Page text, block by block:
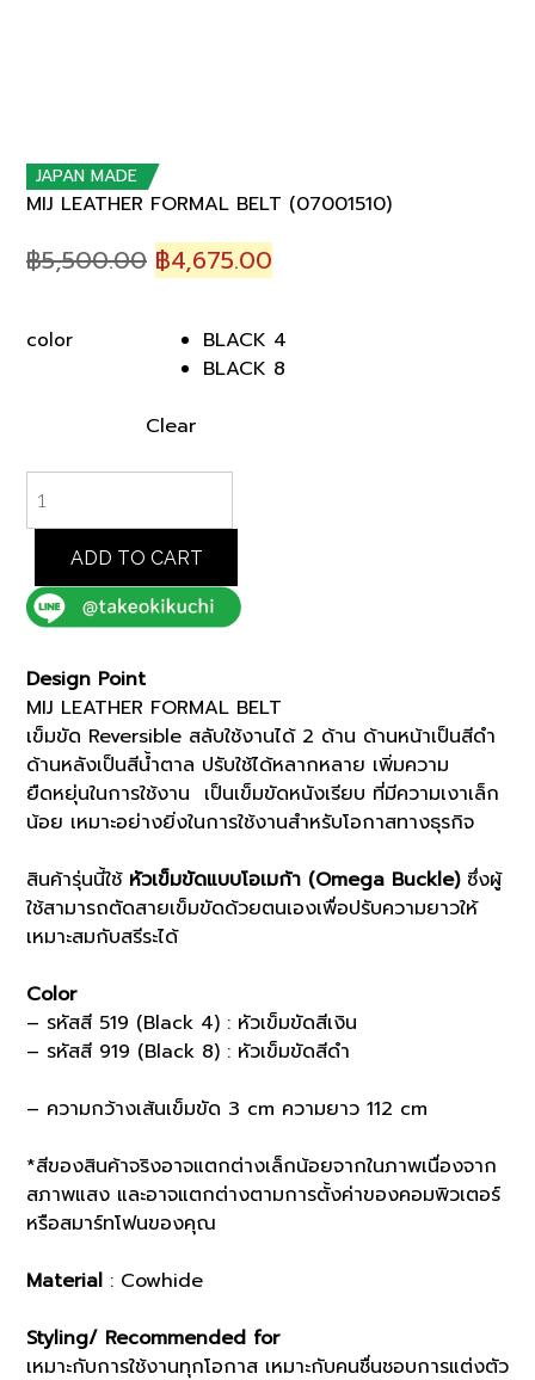
JAPAN MADE
MIJ LEATHER FORMAL BELT (07001510)
฿5,500.00 Original
was:
฿5,500.00.
฿4,675.00
is:
฿4,675.00.
color
BLACK 4
BLACK 8
Clear
LEATHER
FORMAL
(07001510)
quantity
ADD TO CART
Design Point
MIJ LEATHER FORMAL BELT
เข็มขัด Reversible สลับใช้งานได้ 2 ด้าน ด้านหน้าเป็นสีดำ
ด้านหลังเป็นสีน้ำตาล ปรับใช้ได้หลากหลาย เพิ่มความ
ยืดหยุ่นในการใช้งาน เป็นเข็มขัดหนังเรียบ ที่มีความเงาเล็ก
น้อย เหมาะอย่างยิ่งในการใช้งานสำหรับโอกาสทางธุรกิจ
สินค้ารุ่นนี้ใช้ หัวเข็มขัดแบบโอเมก้า (Omega Buckle)ซึ่งผู้
ใช้สามารถตัดสายเข็มขัดด้วยตนเองเพื่อปรับความยาวให้
เหมาะสมกับสรีระได้
Color
– รหัสสี 519 (Black 4) : หัวเข็มขัดสีเงิน
– รหัสสี 919 (Black 8) : หัวเข็มขัดสีดำ
– ความกว้างเส้นเข็มขัด 3 cm ความยาว 112 cm
*สีของสินค้าจริงอาจแตกต่างเล็กน้อยจากในภาพเนื่องจาก
สภาพแสง และอาจแตกต่างตามการตั้งค่าของคอมพิวเตอร์
หรือสมาร์ทโฟนของคุณ
Material : Cowhide
Styling/ Recommended for
เหมาะกับการใช้งานทุกโอกาส เหมาะกับคนชื่นชอบการแต่งตัว